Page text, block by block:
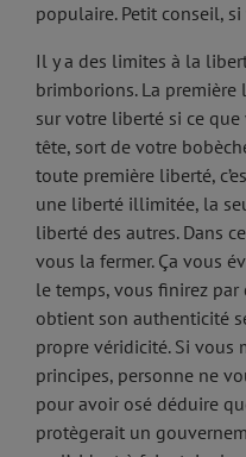
populaire. Petit conseil,
Il y a des limites à la
brimborions. La première
sur votre liberté si ce
tête, sort de votre
toute première liberté,
une liberté illimitée, la
liberté des autres. Dans
vous la fermer. Ça vous
le temps, vous finirez
obtient son authenticité
propre véridicité. Si vous
principes, personne ne
pour avoir osé déduire
protègerait un